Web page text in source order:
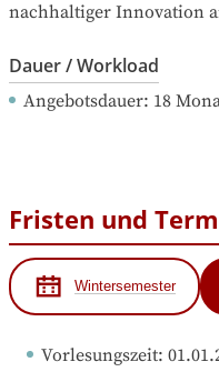
nachhaltiger Innovation
Dauer / Workload
Angebotsdauer: 18
Fristen und
Wintersemester
Vorlesungszeit: